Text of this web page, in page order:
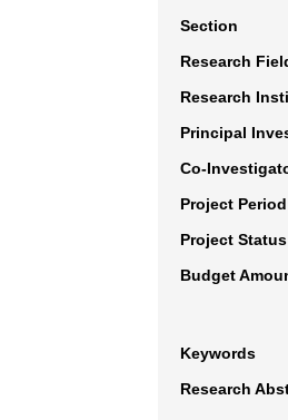
Section
Research
Research
Principal
Co-
Project
Project Status
Budget
Keywords
Research